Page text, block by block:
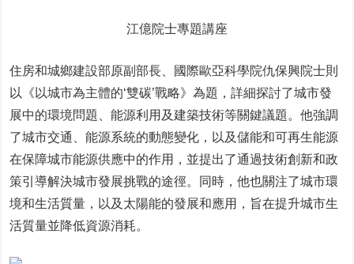
江億院士專題講座
住房和城鄉建設部原副部長、國際歐亞科學院仇保興院士則
以《以城市為主體的‘雙碳’戰略》為題，詳細探討了城市發
展中的環境問題、能源利用及建築技術等關鍵議題。他強調
了城市交通、能源系統的動態變化，以及儲能和可再生能源
在保障城市能源供應中的作用，並提出了通過技術創新和政
策引導解決城市發展挑戰的途徑。同時，他也關注了城市環
境和生活質量，以及太陽能的發展和應用，旨在提升城市生
活質量並降低資源消耗。